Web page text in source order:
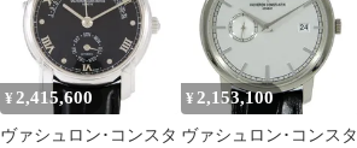
WG 自動巻
¥ 2,415,600
ヴァシュロン･コンスタ
¥ 2,153,100
ヴァシュロン･コンスタ